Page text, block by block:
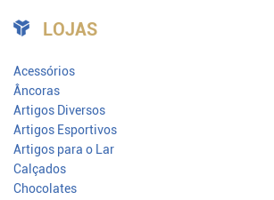
LOJAS
Acessórios
Âncoras
Artigos Diversos
Artigos Esportivos
Artigos para o Lar
Calçados
Chocolates